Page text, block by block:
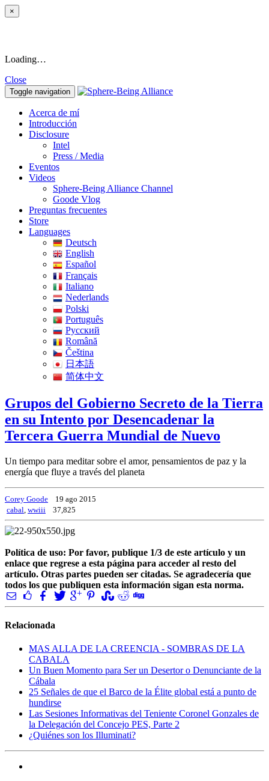
×
Loading…
Close
Toggle navigation
Acerca de mí
Introducción
Disclosure
Intel
Press / Media
Eventos
Videos
Sphere-Being Alliance Channel
Goode Vlog
Preguntas frecuentes
Store
Languages
Deutsch
English
Español
Français
Italiano
Nederlands
Polski
Português
Pусский
Română
Čeština
日本語
简体中文
Grupos del Gobierno Secreto de la Tierra
en su Intento por Desencadenar la
Tercera Guerra Mundial de Nuevo
Un tiempo para meditar sobre el amor, pensamientos de paz y la
energía que fluye a través del planeta
Corey Goode
19 ago 2015
cabal wwiii 37,825
Política de uso: Por favor, publique 1/3 de este artículo y un
enlace que regrese a esta página para acceder al resto del
artículo. Otras partes pueden ser citadas. Se agradecería que
todos los que publiquen esta información sigan esta norma.
Relacionada
MAS ALLA DE LA CREENCIA - SOMBRAS DE LA
CABALA
Un Buen Momento para Ser un Desertor o Denunciante de la
Cábala
25 Señales de que el Barco de la Élite global está a punto de
hundirse
Las Sesiones Informativas del Teniente Coronel Gonzales de
la Delegación del Concejo PES, Parte 2
¿Quiénes son los Illuminati?